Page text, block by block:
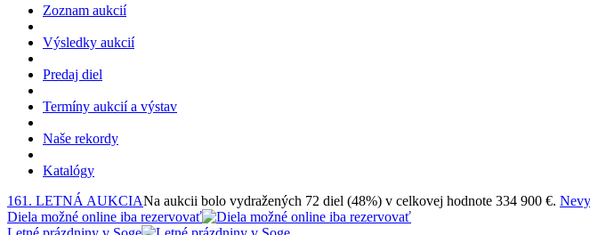
Zoznam aukcií
Výsledky aukcií
Predaj diel
Termíny aukcií a výstav
Naše rekordy
Katalógy
161. LETNÁ AUKCIANa aukcii bolo vydražených 72 diel (48%) v celkovej hodnote 334 900 €.
Diela možné online iba rezervovať